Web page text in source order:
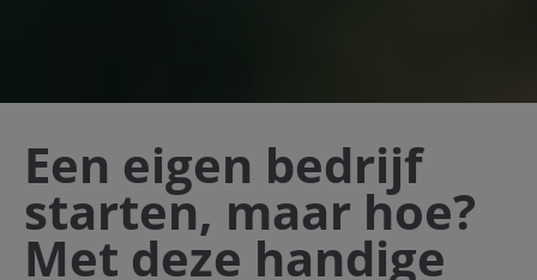
Een eigen bedrijf
starten, maar hoe?
Met deze handige